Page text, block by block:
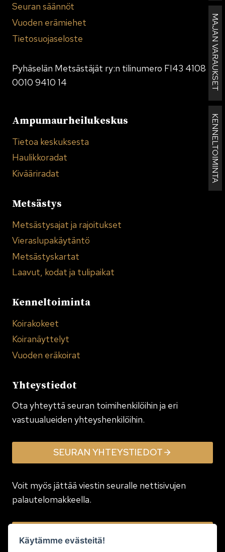
MAJAN VARAUKSET
KENNELTOIMINTA
Seuran säännöt
Vuoden erämiehet
Tietosuojaseloste
Pyhäselän Metsästäjät ry:n tilinumero FI43 4108
0010 9410 14
Ampumaurheilukeskus
Tietoa keskuksesta
Haulikkoradat
Kivääriradat
Metsästys
Metsästysajat ja rajoitukset
Vieraslupakäytäntö
Metsästyskartat
Laavut, kodat ja tulipaikat
Kenneltoiminta
Koirakokeet
Koiranäyttelyt
Vuoden eräkoirat
Yhteystiedot
Ota yhteyttä seuran toimi­henkilöihin ja eri
vastuualueiden yhteyshenkilöihin.
SEURAN YHTEYSTIEDOT
Voit myös jättää viestin seuralle nettisivujen
palautelomakkeella.
Käytämme evästeitä!